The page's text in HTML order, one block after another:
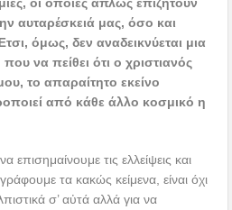
αυταρέσκειά μας, όσο και
όμως, δεν αναδεικνύεται μια
να πείθει ότι ο χριστιανός
το απαραίτητο εκείνο
από κάθε άλλο κοσμικό η
τις ελλείψεις και
τα κακώς κείμενα, είναι όχι
σ’ αὐτά αλλά για να